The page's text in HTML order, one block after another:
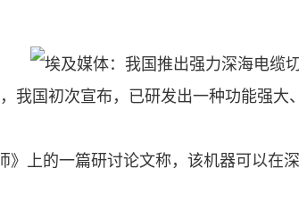
国初次宣布，已研发出一种功能强大
上的一篇研讨论文称，该机器可以在